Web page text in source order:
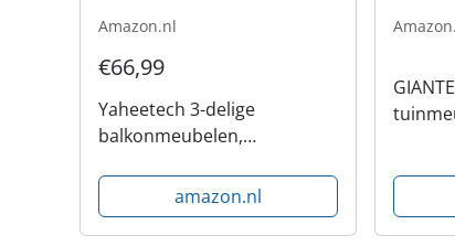
Amazon.nl
€66,99
Yaheetech 3-delige
balkonmeubelen,
van hout, tuinset met 1 tafel
en 2 stoelen, balkontafel, 80
amazon.nl
voor